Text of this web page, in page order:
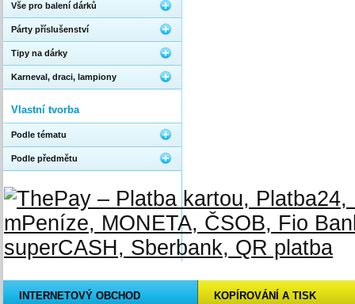
Vše pro balení dárků
Párty příslušenství
Tipy na dárky
Karneval, draci, lampiony
Vlastní tvorba
Podle tématu
Podle předmětu
INTERNETOVÝ OBCHOD KOPÍROVÁNÍ A TISK